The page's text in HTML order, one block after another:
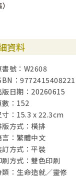
資料
書號：W2608
：9772415408221
版日期：20260615
數：152
寸：15.3 x 22.3cm
版方式：橫排
言：繁體中文
訂方式：平裝
刷方式：雙色印刷
類：生命造就／靈修